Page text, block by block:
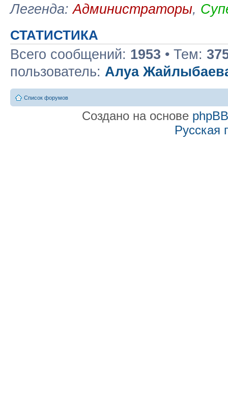
Легенда:Администраторы,
СТАТИСТИКА
Всего сообщений: 1953 • Тем:
пользователь: Алуа
Список форумов
Создано на основе phpBB
Русская